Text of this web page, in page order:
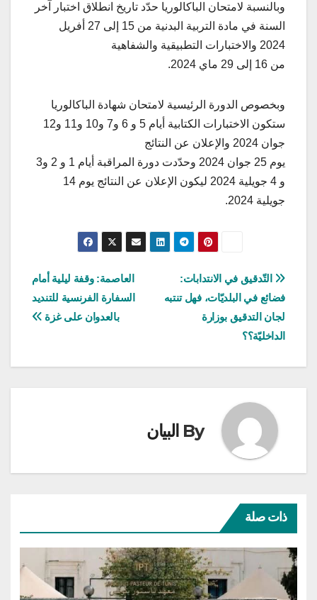
وبالنسبة لامتحان الباكالوريا حدّد تاريخ انطلاق اختبار آخر
السنة في مادة التربية البدنية من 15 إلى 27 أفريل
2024 والاختبارات التطبيقية والشفاهية
من 16 إلى 29 ماي 2024.
وبخصوص الدورة الرئيسية لامتحان شهادة الباكالوريا
ستكون الاختبارات الكتابية أيام 5 و 6 و7 و10 و11 و12
جوان 2024 والإعلان عن النتائج
يوم 25 جوان 2024 وحدّدت دورة المراقبة أيام 1 و 2 و3
و 4 جويلية 2024 ليكون الإعلان عن النتائج يوم 14
جويلية 2024.
تصفّح
المقالات
العاصمة: وقفة ليلية أمام
السفارة الفرنسية للتنديد
بالعدوان على غزة
التّدقيق في الانتدابات:
فضائع في البلديّات، فهل تنتبه
لجان التدقيق بوزارة
الداخليّة؟؟
By البيان
ذات صلة